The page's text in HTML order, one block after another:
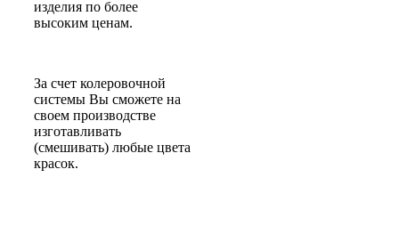
изделия по более
высоким ценам.
За счет колеровочной
системы Вы сможете на
своем производстве
изготавливать
(смешивать) любые цвета
красок.